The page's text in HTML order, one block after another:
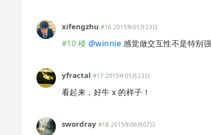
xifengzhu #16 2015年05月23日
#10 楼 @winnie 感觉做交互性不是特别
yfractal #17 2015年05月23日
看起来，好牛 x 的样子！
swordray #18 2015年06月07日